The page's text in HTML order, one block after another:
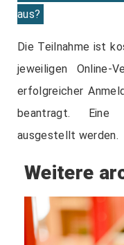
aus?
Die Teilnahme ist
jeweiligen Online-
erfolgreicher
beantragt. Eine
ausgestellt werden.
Weitere